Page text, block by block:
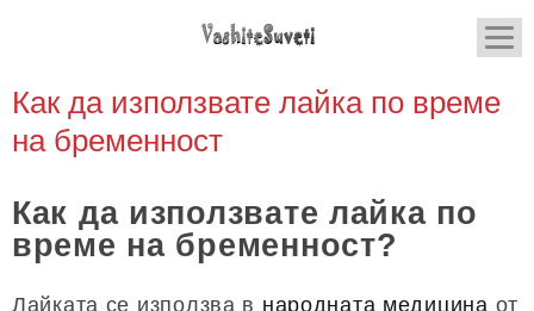
Как да използвате лайка по време
на бременност
Как да използвате лайка по
време на бременност?
Лайката се използва в народната медицина от